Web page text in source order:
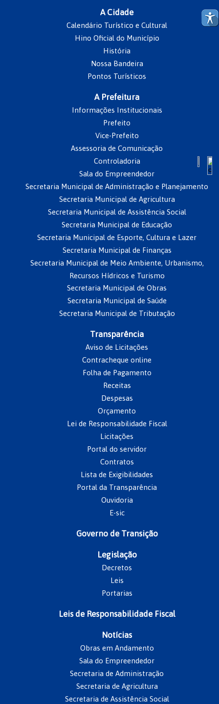
A Cidade
Calendário Turístico e Cultural
Hino Oficial do Município
História
Nossa Bandeira
Pontos Turísticos
A Prefeitura
Informações Institucionais
Prefeito
Vice-Prefeito
Assessoria de Comunicação
Controladoria
Sala do Empreendedor
Secretaria Municipal de Administração e Planejamento
Secretaria Municipal de Agricultura
Secretaria Municipal de Assistência Social
Secretaria Municipal de Educação
Secretaria Municipal de Esporte, Cultura e Lazer
Secretaria Municipal de Finanças
Secretaria Municipal de Meio Ambiente, Urbanismo,
Recursos Hídricos e Turismo
Secretaria Municipal de Obras
Secretaria Municipal de Saúde
Secretaria Municipal de Tributação
Transparência
Aviso de Licitações
Contracheque online
Folha de Pagamento
Receitas
Despesas
Orçamento
Lei de Responsabilidade Fiscal
Licitações
Portal do servidor
Contratos
Lista de Exigibilidades
Portal da Transparência
Ouvidoria
E-sic
Governo de Transição
Legislação
Decretos
Leis
Portarias
Leis de Responsabilidade Fiscal
Notícias
Obras em Andamento
Sala do Empreendedor
Secretaria de Administração
Secretaria de Agricultura
Secretaria de Assistência Social